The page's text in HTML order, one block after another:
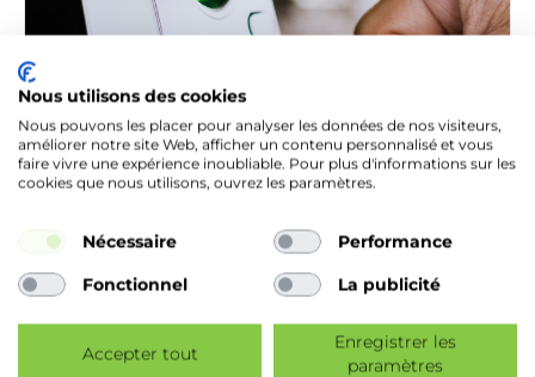
CONTRÔLE D’ACCÈS
PROFESSIONNELS
En savoir +
Nous utilisons des cookies
Nous pouvons les placer pour analyser les données de nos visiteurs,
améliorer notre site Web, afficher un contenu personnalisé et vous
faire vivre une expérience inoubliable. Pour plus d'informations sur les
cookies que nous utilisons, ouvrez les paramètres.
Nécessaire Performance
Fonctionnel La publicité
Accepter tout
Enregistrer les
paramètres